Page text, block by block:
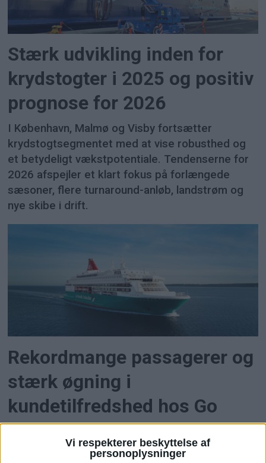
Vi respekterer beskyttelse af
personoplysninger
Stærk udvikling inden for
krydstogter i 2025 og positiv
prognose for 2026
I København, Malmø og Visby fortsætter
krydstogtsegmentet med at vise robusthed og
et betydeligt vækstpotentiale. Tendenserne for
2026 afspejler et klart fokus på forlængede
sæsoner, flere turnaround-anløb, landstrøm og
nye skibe i drift.
Rekordmange passagerer og
stærk øgning i
kundetilfredshed hos Go
Nordic Cruiseline
Go Nordic Cruiseline kan se tilbage på en